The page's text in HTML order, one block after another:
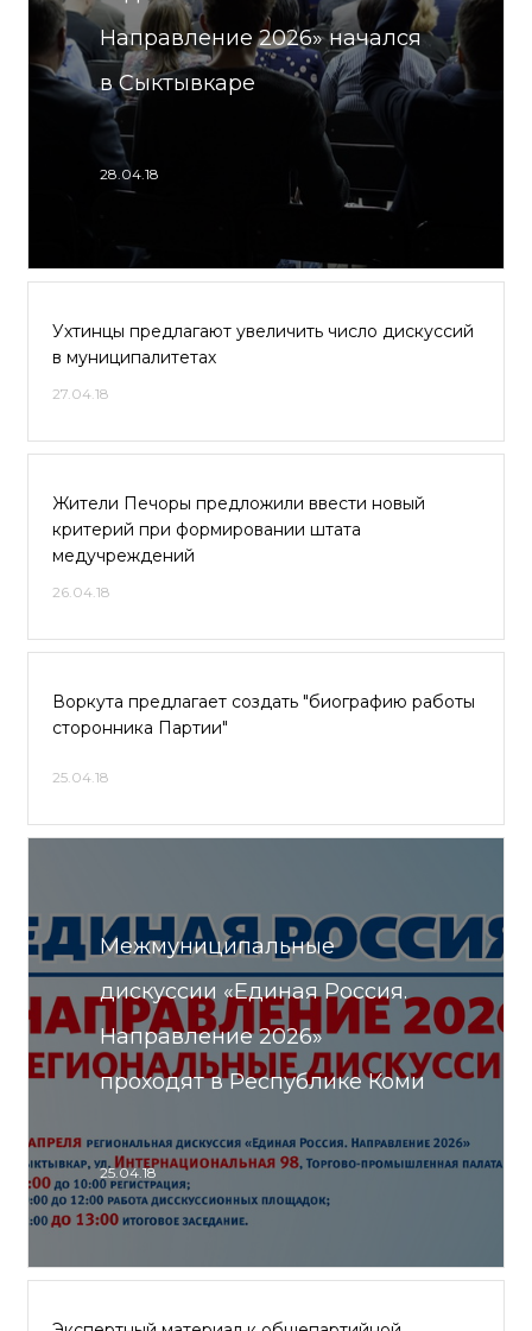
Направление 2026» начался
в Сыктывкаре
28.04.18
Ухтинцы предлагают увеличить число дискуссий
в муниципалитетах
27.04.18
Жители Печоры предложили ввести новый
критерий при формировании штата
медучреждений
26.04.18
Воркута предлагает создать "биографию работы
сторонника Партии"
25.04.18
Межмуниципальные
дискуссии «Единая Россия.
Направление 2026»
проходят в Республике Коми
25.04.18